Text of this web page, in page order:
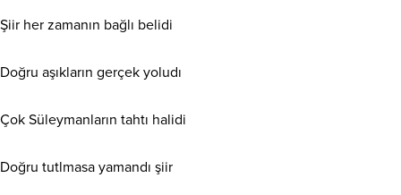
Şiir her zamanın bağlı belidi
Doğru aşıkların gerçek yoludı
Çok Süleymanların tahtı halidi
Doğru tutlmasa yamandı şiir